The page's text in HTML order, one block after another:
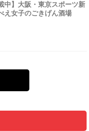
中】大阪・東京スポーツ新
え女子のごきげん酒場